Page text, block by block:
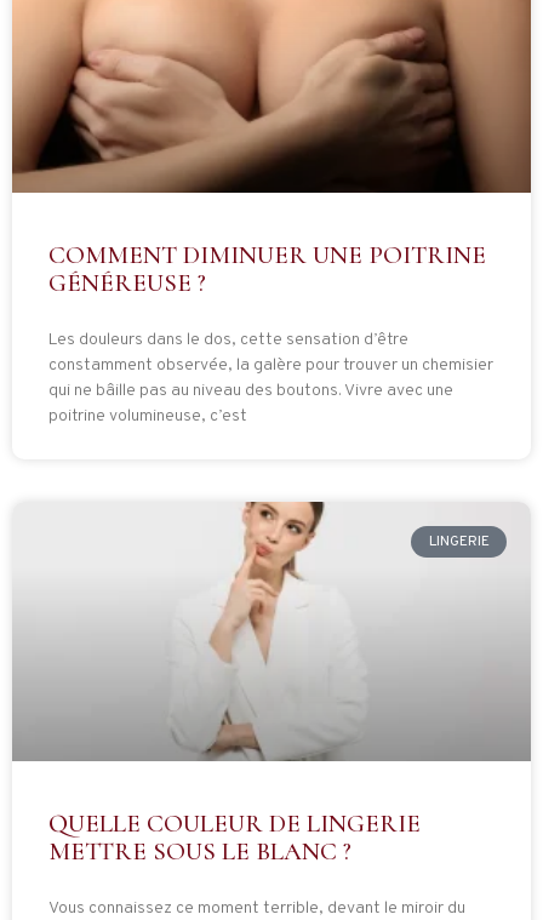
COMMENT DIMINUER UNE POITRINE
GÉNÉREUSE ?
Les douleurs dans le dos, cette sensation d’être
constamment observée, la galère pour trouver un chemisier
qui ne bâille pas au niveau des boutons. Vivre avec une
poitrine volumineuse, c’est
LINGERIE
QUELLE COULEUR DE LINGERIE
METTRE SOUS LE BLANC ?
Vous connaissez ce moment terrible, devant le miroir du